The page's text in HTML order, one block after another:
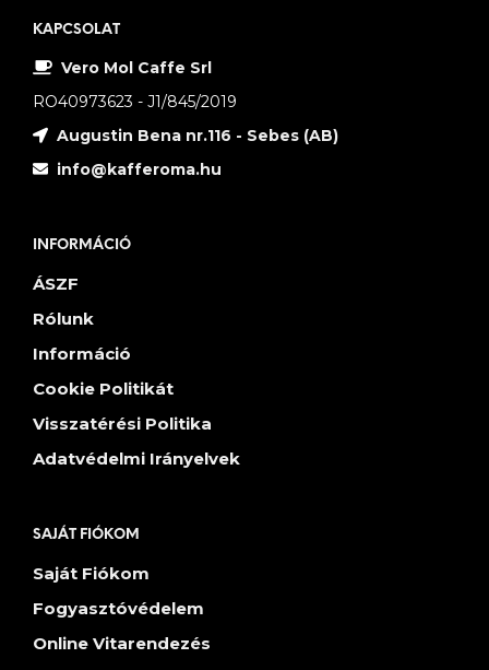
KAPCSOLAT
Vero Mol Caffe Srl
RO40973623 - J1/845/2019
Augustin Bena nr.116 - Sebes (AB)
info@kafferoma.hu
INFORMÁCIÓ
ÁSZF
Rólunk
Információ
Cookie Politikát
Visszatérési Politika
Adatvédelmi Irányelvek
SAJÁT FIÓKOM
Saját Fiókom
Fogyasztóvédelem
Online Vitarendezés